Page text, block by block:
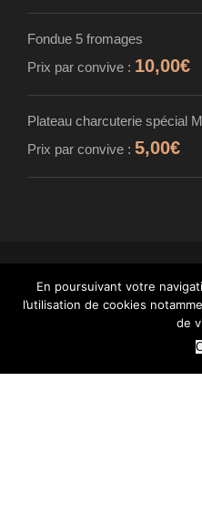
Fondue 5 fromages
Prix par convive : 10,00€
Plateau charcuterie spécial
Prix par convive : 5,00€
© MAISON CARDINET
- TOUS DROITS
En poursuivant votre
l’utilisation de cookies
de